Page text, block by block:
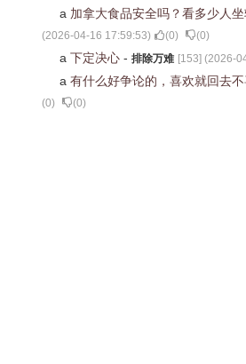
a 加拿大食品安全吗？看多少人
(2026-04-16 17:59:53) (0) (0)
a 下定决心 - 排除万难 [153] (2026-
a 有什么好争论的，喜欢就回去
(0) (0)